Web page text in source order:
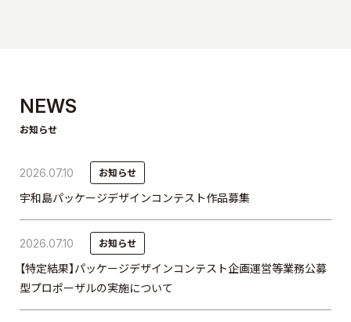
NEWS
お知らせ
2026.07.10 お知らせ
宇和島パッケージデザインコンテスト作品募集
2026.07.10 お知らせ
【特定結果】パッケージデザインコンテスト企画運営等業務公募
型プロポーザルの実施について